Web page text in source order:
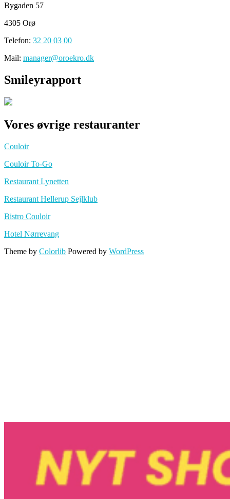
Bygaden 57
4305 Orø
Telefon: 32 20 03 00
Mail: manager@oroekro.dk
Smileyrapport
Vores øvrige restauranter
Couloir
Couloir To-Go
Restaurant Lynetten
Restaurant Hellerup Sejlklub
Bistro Couloir
Hotel Nørrevang
Theme by Colorlib Powered by WordPress